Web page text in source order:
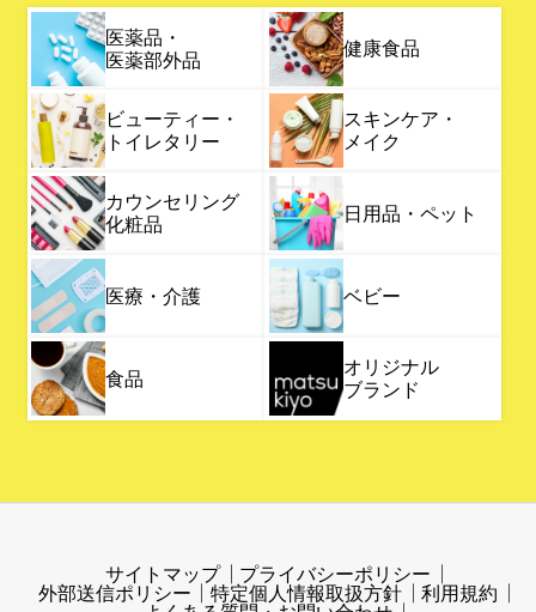
医薬品・
医薬部外品
健康食品
ビューティー・
トイレタリー
スキンケア・
メイク
カウンセリング
化粧品
日用品・ペット
医療・介護 ベビー
食品
オリジナル
ブランド
サイトマップ
プライバシーポリシー
外部送信ポリシー
特定個人情報取扱方針
利用規約